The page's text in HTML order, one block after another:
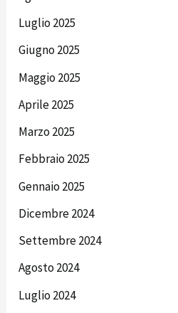
Luglio 2025
Giugno 2025
Maggio 2025
Aprile 2025
Marzo 2025
Febbraio 2025
Gennaio 2025
Dicembre 2024
Settembre 2024
Agosto 2024
Luglio 2024